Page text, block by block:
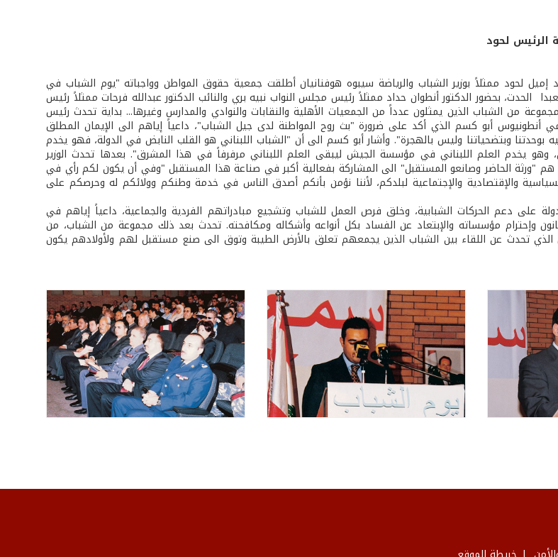
الرئيس لحود
إميل لحود ممثلاً بوزير الشباب والرياضة سيبوه هوفنانيان أطلقت جمعية حقوق المواطن وواجباته "يوم الشباب في
الحدت، بحضور الدكتور أنطوان حداد ممثلاً رئيس مجلس النواب نبيه بري والنائب الدكتور عبدالله فرحات ممثلاً رئيس
من الشباب الذين يمثلون عدداً من الجمعيات الأهلية والنقابات والنوادي والمدارس وغيرها... بداية تحدث رئيس
أنطونيوس أبو كسم الذي أكد على ضرورة "بث روح المواطنة لدى جيل الشباب"، داعياً إياهم الى الإيمان المطلق
بوحدتنا وبتضحياتنا وليس بالهجرة". وأشار أبو كسم الى أن "الشباب اللبناني هو القلب النابض في الدولة، فهو يخدم
وهو يخدم العلم اللبناني في مؤسسة الجيش ليبقى العلم اللبناني مرفرفاً في هذا المشرق". بعدها تحدث الوزير
هم "ورثة الحاضر وصانعو المستقبل" الى المشاركة بفعالية أكبر في صناعة هذا المستقبل "وفي أن يكون لكم رأي في
والإقتصادية والإجتماعية لبلدكم، لأننا نؤمن بأنكم أصدق الناس في خدمة وطنكم وولائكم له وحرصكم على
على دعم الحركات الشبابية، وخلق فرص العمل للشباب وتشجيع مبادراتهم الفردية والجماعية، داعياً إياهم في
وإحترام مؤسساته والإبتعاد عن الفساد بكل أنواعه وأشكاله ومكافحته. تحدث بعد ذلك مجموعة من الشباب، من
الذي تحدث عن اللقاء بين الشباب الذين يجمعهم تعلق بالأرض الطيبة وتوق الى صنع مستقبل لهم ولأولادهم يكون